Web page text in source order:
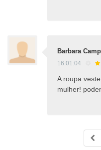
Barbara
16:01:04
A roupa
mulher!